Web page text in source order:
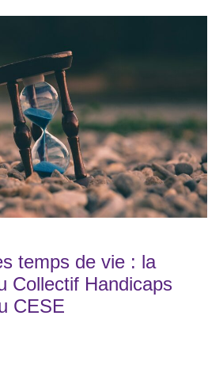
temps de vie : la
Collectif Handicaps
CESE